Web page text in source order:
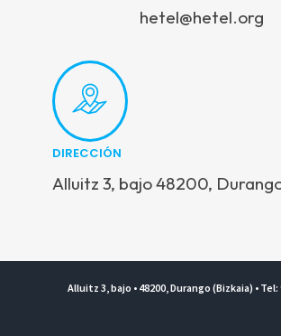
hetel@hetel.org
DIRECCIÓN
Alluitz 3, bajo 48200,
Alluitz 3, bajo • 48200, Durango (Bizkaia) • Tel: